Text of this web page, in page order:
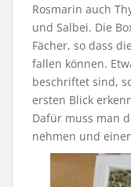
Rosmarin auch
und Salbei. Die
Fächer, so dass
fallen können.
beschriftet sind,
ersten Blick
Dafür muss man
nehmen und